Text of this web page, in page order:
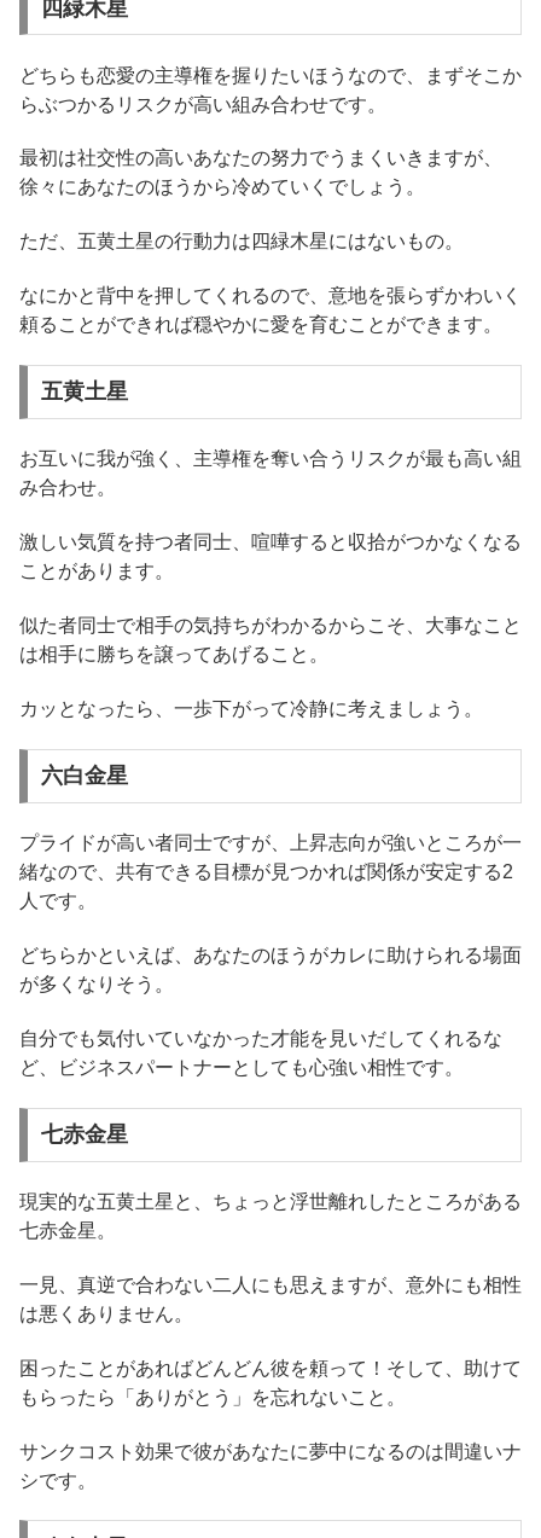
四緑木星
どちらも恋愛の主導権を握りたいほうなので、まずそこか
らぶつかるリスクが高い組み合わせです。
最初は社交性の高いあなたの努力でうまくいきますが、
徐々にあなたのほうから冷めていくでしょう。
ただ、五黄土星の行動力は四緑木星にはないもの。
なにかと背中を押してくれるので、意地を張らずかわいく
頼ることができれば穏やかに愛を育むことができます。
五黄土星
お互いに我が強く、主導権を奪い合うリスクが最も高い組
み合わせ。
激しい気質を持つ者同士、喧嘩すると収拾がつかなくなる
ことがあります。
似た者同士で相手の気持ちがわかるからこそ、大事なこと
は相手に勝ちを譲ってあげること。
カッとなったら、一歩下がって冷静に考えましょう。
六白金星
プライドが高い者同士ですが、上昇志向が強いところが一
緒なので、共有できる目標が見つかれば関係が安定する2
人です。
どちらかといえば、あなたのほうがカレに助けられる場面
が多くなりそう。
自分でも気付いていなかった才能を見いだしてくれるな
ど、ビジネスパートナーとしても心強い相性です。
七赤金星
現実的な五黄土星と、ちょっと浮世離れしたところがある
七赤金星。
一見、真逆で合わない二人にも思えますが、意外にも相性
は悪くありません。
困ったことがあればどんどん彼を頼って！そして、助けて
もらったら「ありがとう」を忘れないこと。
サンクコスト効果で彼があなたに夢中になるのは間違いナ
シです。